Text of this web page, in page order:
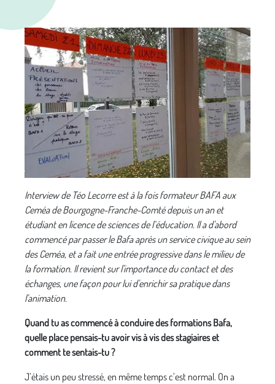
Interview de Téo Lecorre est à la fois formateur BAFA aux
Ceméa de Bourgogne-Franche-Comté depuis un an et
étudiant en licence de sciences de l’éducation. Il a d'abord
commencé par passer le Bafa après un service civique au sein
des Ceméa, et a fait une entrée progressive dans le milieu de
la formation. Il revient sur l'importance du contact et des
échanges, une façon pour lui d'enrichir sa pratique dans
l'animation.
Quand tu as commencé à conduire des formations Bafa,
quelle place pensais-tu avoir vis à vis des stagiaires et
comment te sentais-tu ?
J’étais un peu stressé, en même temps c’est normal. On a